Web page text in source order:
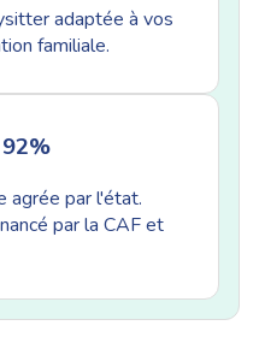
adaptée à vos
familiale.
agrée par l'état.
par la CAF et